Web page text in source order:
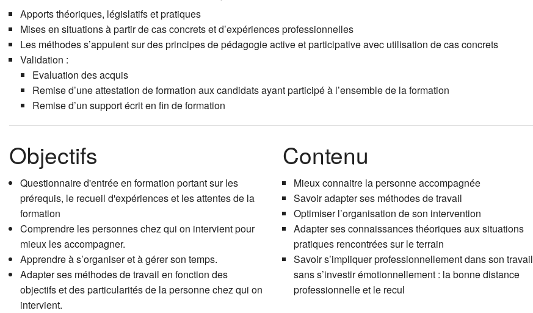
Apports théoriques, législatifs et pratiques
Mises en situations à partir de cas concrets et d’expériences professionnelles
Les méthodes s’appuient sur des principes de pédagogie active et participative avec utilisation de cas concrets
Validation :
Evaluation des acquis
Remise d’une attestation de formation aux candidats ayant participé à l’ensemble de la formation
Remise d’un support écrit en fin de formation
Objectifs
Questionnaire d'entrée en formation portant sur les
prérequis, le recueil d'expériences et les attentes de la
formation
Comprendre les personnes chez qui on intervient pour
mieux les accompagner.
Apprendre à s’organiser et à gérer son temps.
Adapter ses méthodes de travail en fonction des
objectifs et des particularités de la personne chez qui on
intervient.
Contenu
Mieux connaitre la personne accompagnée
Savoir adapter ses méthodes de travail
Optimiser l’organisation de son intervention
Adapter ses connaissances théoriques aux situations
pratiques rencontrées sur le terrain
Savoir s’impliquer professionnellement dans son travail
sans s’investir émotionnellement : la bonne distance
professionnelle et le recul